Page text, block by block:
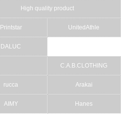
High quality product
Printstar UnitedAthle
DALUC
C.A.B.CLOTHING
rucca Arakai
AIMY Hanes